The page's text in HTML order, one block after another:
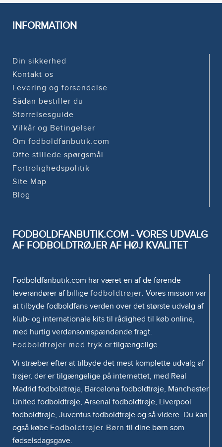
INFORMATION
Din sikkerhed
Kontakt os
Levering og forsendelse
Sådan bestiller du
Størrelsesguide
Vilkår og Betingelser
Om fodboldfanbutik.com
Ofte stillede spørgsmål
Fortrolighedspolitik
Site Map
Blog
FODBOLDFANBUTIK.COM - VORES UDVALG
AF FODBOLDTRØJER AF HØJ KVALITET
Fodboldfanbutik.com har været en af de førende
leverandører af billige fodboldtrøjer. Vores mission var
at tilbyde fodboldfans verden over det største udvalg af
klub- og internationale kits til rådighed til køb online,
med hurtig verdensomspændende fragt.
Fodboldtrøjer med tryk er tilgængelige.
Vi stræber efter at tilbyde det mest komplette udvalg af
trøjer, der er tilgængelige på internettet, med Real
Madrid fodboldtrøje, Barcelona fodboldtrøje, Manchester
United fodboldtrøje, Arsenal fodboldtrøje, Liverpool
fodboldtrøje, Juventus fodboldtrøje og så videre. Du kan
også købe Fodboldtrøjer Børn til dine børn som
fødselsdagsgave.